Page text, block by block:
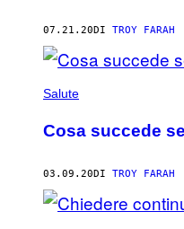
07.21.20DI TROY FARAH
Salute
Cosa succede
03.09.20DI TROY FARAH